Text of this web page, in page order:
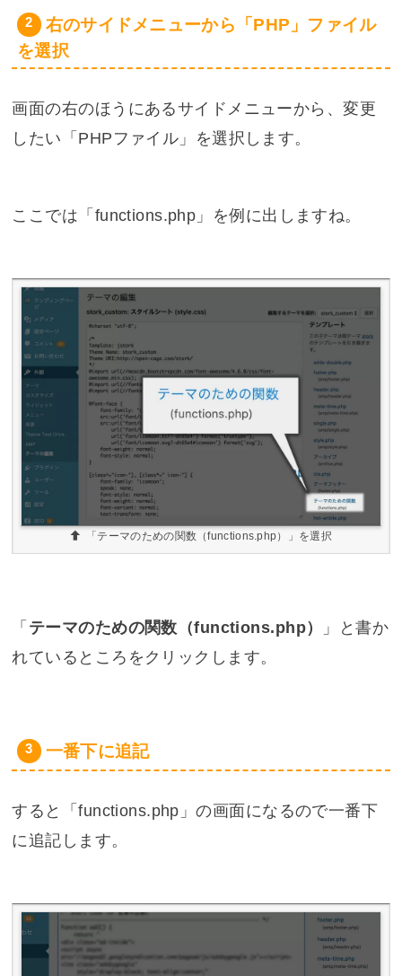
右のサイドメニューから「PHP」ファイル
を選択
画面の右のほうにあるサイドメニューから、変更
したい「PHPファイル」を選択します。
ここでは「functions.php」を例に出しますね。
「テーマのための関数（functions.php）」を選択
「 テーマのための関数（functions.php）
」と書か
れているところをクリックします。
一番下に追記
すると「functions.php」の画面になるので一番下
に追記します。